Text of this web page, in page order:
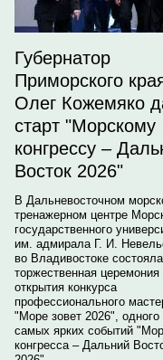
Губернатор
Приморского
Олег Кожемяко
старт "Морскому
конгрессу –
Восток 2026"
В Дальневосточном
тренажерном центре
государственного
им. адмирала Г. И.
во Владивостоке
торжественная церемония
открытия конкурса
профессионального
"Море зовет 2026", одного
самых ярких событий
конгресса – Дальний